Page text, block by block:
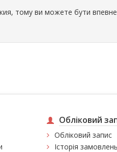
тому ви можете бути
Обліковий
Обліковий запис
Історія замовлень